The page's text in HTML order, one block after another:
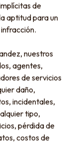
de
aptitud para un
nuestros
agentes,
de servicios
daño,
incidentales,
tipo,
pérdida de
costos de